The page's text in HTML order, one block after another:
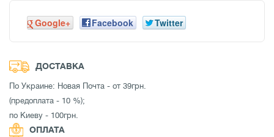
Google+ Facebook Twitter
ДОСТАВКА
По Украине: Новая Почта - от 39грн.
(предоплата - 10 %);
по Киеву - 100грн.
ОПЛАТА